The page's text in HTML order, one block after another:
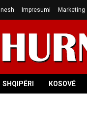
Impresumi Marketing
SHQIPËRI KOSOVË